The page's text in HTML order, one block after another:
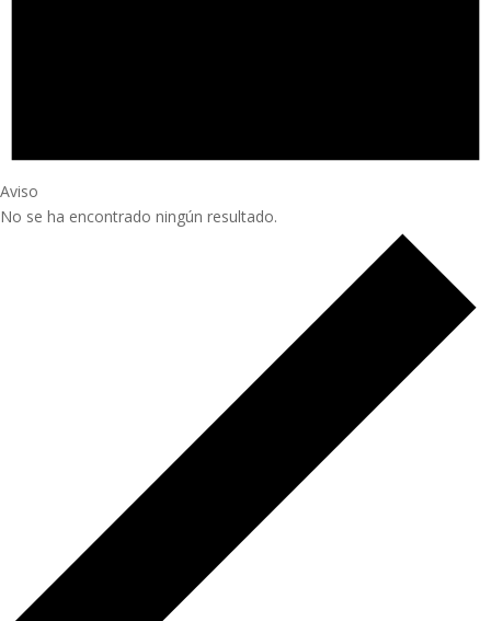
Aviso
No se ha encontrado ningún resultado.